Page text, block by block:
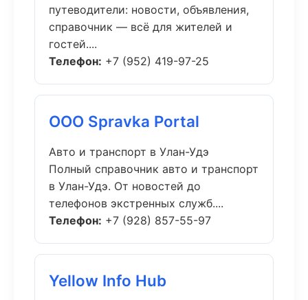
путеводители: новости, объявления,
справочник — всё для жителей и
гостей....
Телефон: +7 (952) 419-97-25
ООО Spravka Portal
Авто и транспорт в Улан-Удэ
Полный справочник авто и транспорт
в Улан-Удэ. От новостей до
телефонов экстренных служб....
Телефон: +7 (928) 857-55-97
Yellow Info Hub